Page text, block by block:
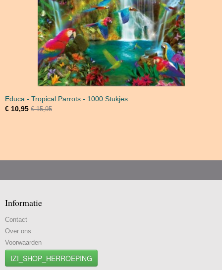
Educa - Tropical Parrots - 1000 Stukjes
€ 10,95 € 15,95
Informatie
Contact
Over ons
Voorwaarden
IZI_SHOP_HERROEPING